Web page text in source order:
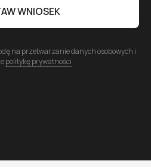
WNIOSEK
na przetwarzanie danych osobowych i
politykę prywatności